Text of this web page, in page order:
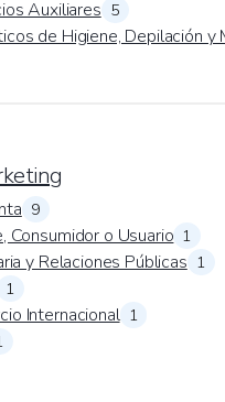
Auxiliares 5
de Higiene, Depilación y
9
Consumidor o Usuario 1
y Relaciones Públicas 1
1
Internacional 1